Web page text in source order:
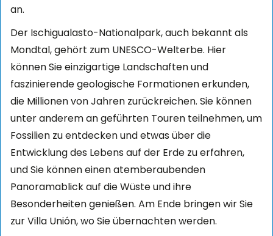
an.
Der Ischigualasto-Nationalpark, auch bekannt als
Mondtal, gehört zum UNESCO-Welterbe. Hier
können Sie einzigartige Landschaften und
faszinierende geologische Formationen erkunden,
die Millionen von Jahren zurückreichen. Sie können
unter anderem an geführten Touren teilnehmen, um
Fossilien zu entdecken und etwas über die
Entwicklung des Lebens auf der Erde zu erfahren,
und Sie können einen atemberaubenden
Panoramablick auf die Wüste und ihre
Besonderheiten genießen. Am Ende bringen wir Sie
zur Villa Unión, wo Sie übernachten werden.